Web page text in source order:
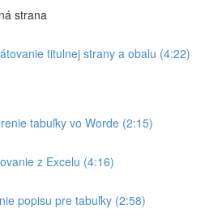
strana
titulnej strany a obalu (4:22)
tabuľky vo Worde (2:15)
z Excelu (4:16)
popisu pre tabuľky (2:58)